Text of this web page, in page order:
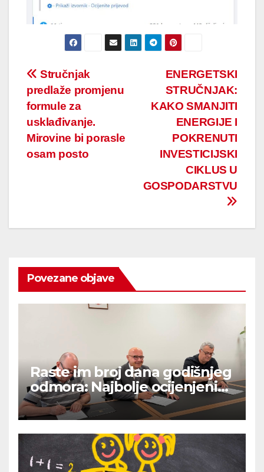
Post
navigation
ENERGETSKI
STRUČNJAK:
KAKO SMANJITI
ENERGIJE I
POKRENUTI
INVESTICIJSKI
CIKLUS U
GOSPODARSTVU
Stručnjak
predlaže promjenu
formule za
usklađivanje.
Mirovine bi porasle
osam posto
Povezane objave
Raste im broj dana godišnjeg
odmora: Najbolje ocijenjeni
dobivaju pet dodatnih dana